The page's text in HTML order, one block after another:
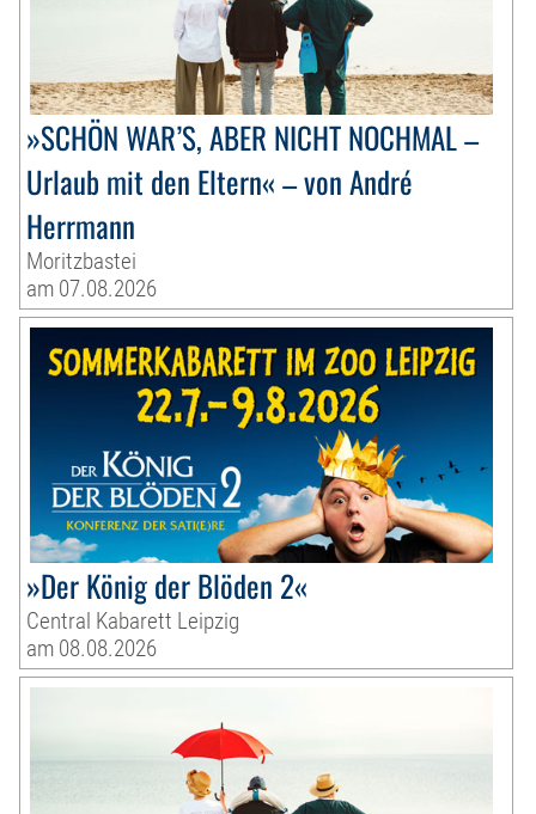
»SCHÖN WAR’S, ABER NICHT NOCHMAL –
Urlaub mit den Eltern« – von André
Herrmann
Moritzbastei
am 07.08.2026
»Der König der Blöden 2«
Central Kabarett Leipzig
am 08.08.2026